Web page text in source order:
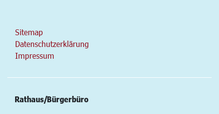
Sitemap
Datenschutzerklärung
Impressum
Rathaus/Bürgerbüro